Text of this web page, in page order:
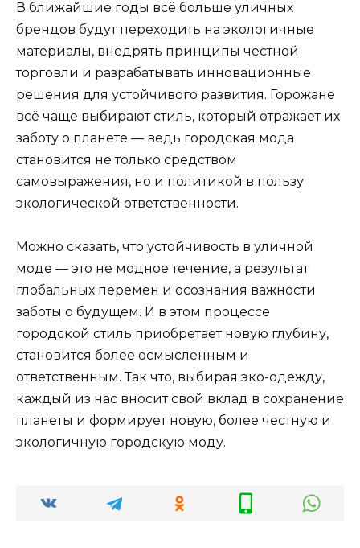
В ближайшие годы всё больше уличных
брендов будут переходить на экологичные
материалы, внедрять принципы честной
торговли и разрабатывать инновационные
решения для устойчивого развития. Горожане
всё чаще выбирают стиль, который отражает их
заботу о планете — ведь городская мода
становится не только средством
самовыражения, но и политикой в пользу
экологической ответственности.
Можно сказать, что устойчивость в уличной
моде — это не модное течение, а результат
глобальных перемен и осознания важности
заботы о будущем. И в этом процессе
городской стиль приобретает новую глубину,
становится более осмысленным и
ответственным. Так что, выбирая эко-одежду,
каждый из нас вносит свой вклад в сохранение
планеты и формирует новую, более честную и
экологичную городскую моду.